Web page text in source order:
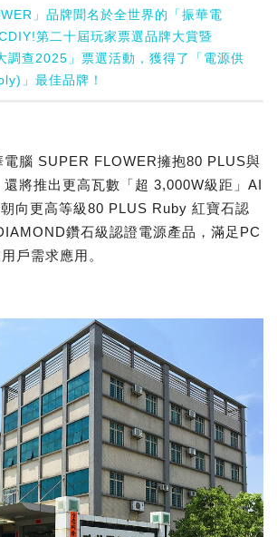
」品牌聞名於全世界的「振華電
第二十屆玩家票選品牌大賞暨
調查2025」票選活動，獲得了「電源供
」最佳品牌！
電腦 SUPER FLOWER擁抱80 PLUS與
將推出更高瓦數「超 3,000W級距」AI
向更高等級80 PLUS Ruby 紅寶石認
鑽石級認證電源產品，滿足PC
戶需求應用。